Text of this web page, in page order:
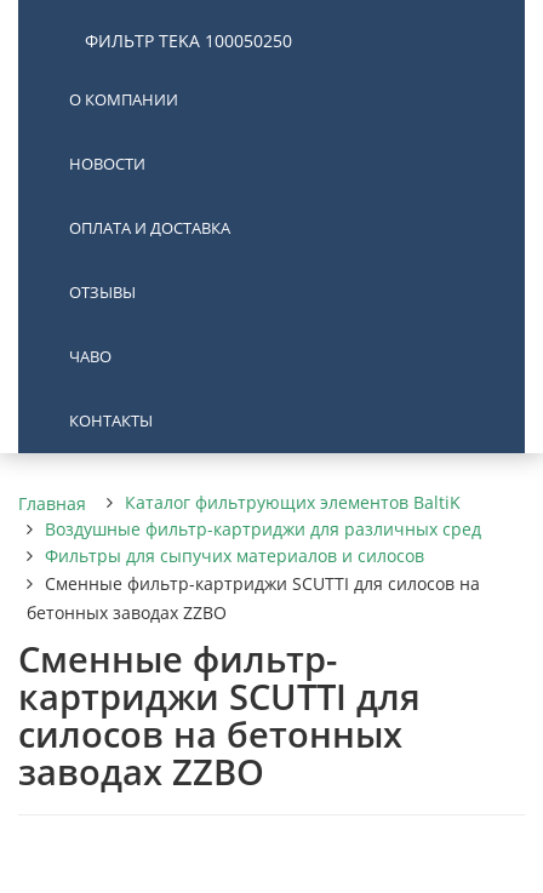
ФИЛЬТР TEKA 100050250
О КОМПАНИИ
НОВОСТИ
ОПЛАТА И ДОСТАВКА
ОТЗЫВЫ
ЧАВО
КОНТАКТЫ
Главная
Каталог фильтрующих элементов BaltiK
Воздушные фильтр-картриджи для различных сред
Фильтры для сыпучих материалов и силосов
Сменные фильтр-картриджи SCUTTI для силосов на
бетонных заводах ZZBO
Сменные фильтр-
картриджи SCUTTI для
силосов на бетонных
заводах ZZBO